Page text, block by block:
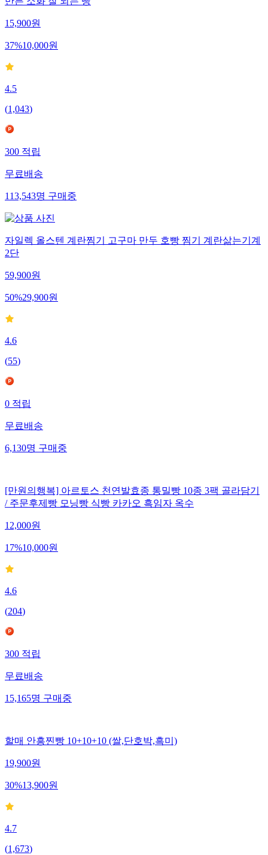
15,900원
37%10,000원
4.5
(1,043)
300 적립
무료배송
113,543명 구매중
자일렉 올스텐 계란찜기 고구마 만두 호빵 찜기 계란삶는기계
2단
59,900원
50%29,900원
4.6
(55)
0 적립
무료배송
6,130명 구매중
[만원의행복] 아르토스 천연발효종 통밀빵 10종 3팩 골라담기
/ 주문후제빵 모닝빵 식빵 카카오 흑임자 옥수
12,000원
17%10,000원
4.6
(204)
300 적립
무료배송
15,165명 구매중
할매 안흥찐빵 10+10+10 (쌀,단호박,흑미)
19,900원
30%13,900원
4.7
(1,673)